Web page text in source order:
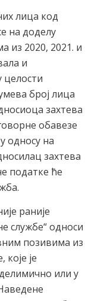
лица код
на доделу
из 2020, 2021. и
и
целости
број лица
захтева
обавезе
односу на
захтева
податке ће
раније
службе“ односи
позивима из
које је
или у